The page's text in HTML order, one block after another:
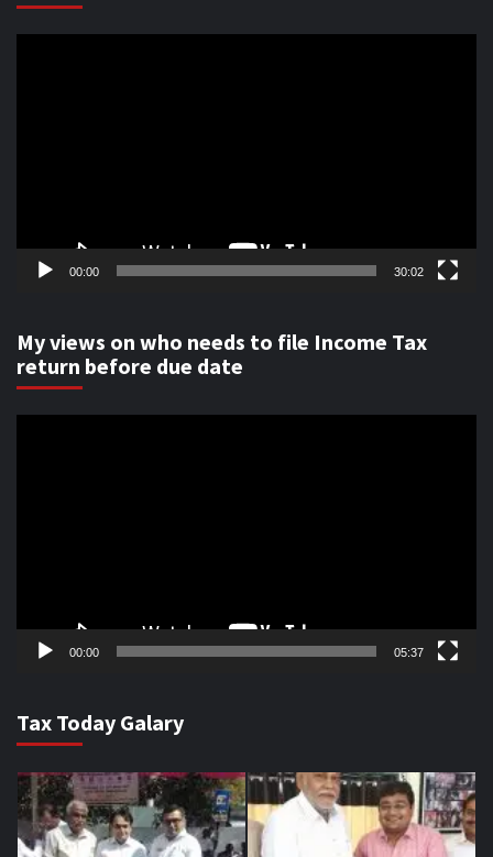
00:00 30:02
My views on who needs to file Income Tax
return before due date
00:00 05:37
Tax Today Galary